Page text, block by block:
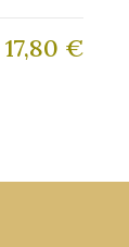
17,80 €